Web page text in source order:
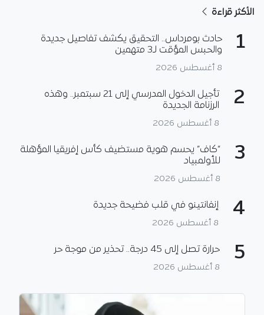
الأكثر قراءة
1
حادث بومرداس.. التحقيق يكشف تفاصيل جديدة
والحبس المؤقت لـ3 متهمين
8 أغسطس 2026
2
تأجيل الدخول المدرسي إلى 21 سبتمبر.. وهذه
الرزنامة الجديدة
8 أغسطس 2026
3
“كاف” يحسم هوية مستضيف كأس إفريقيا المؤهلة
للأولمبياد
8 أغسطس 2026
4 إنفانتينو في قلب فضيحة جديدة
8 أغسطس 2026
5 حرارة تصل إلى 45 درجة.. تحذير من موجة حر
8 أغسطس 2026